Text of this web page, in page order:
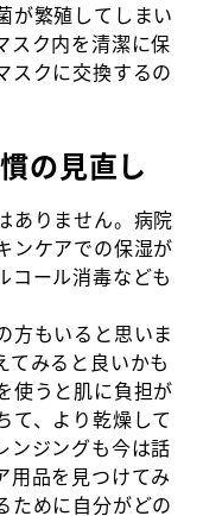
が繁殖してしまい
スク内を清潔に保
スクに交換するの
の見直し
ありません。病院
ンケアでの保湿が
コール消毒なども
方もいると思いま
てみると良いかも
使うと肌に負担が
て、より乾燥して
ンジングも今は話
用品を見つけてみ
ために自分がどの